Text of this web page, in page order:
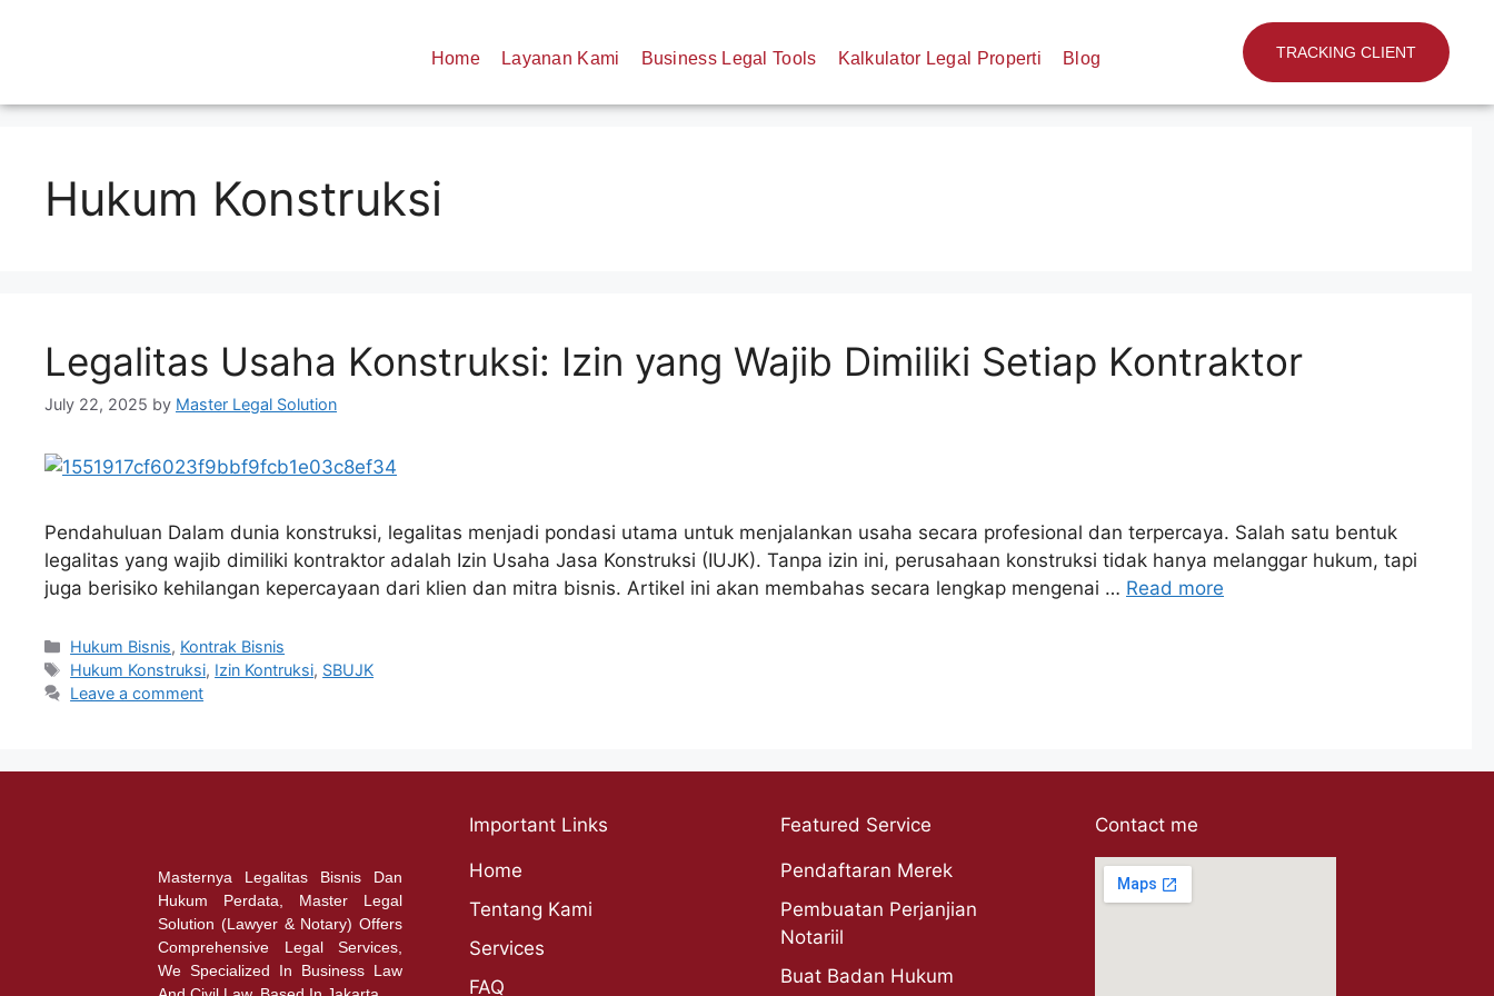
Home Layanan Kami Business Legal Tools Kalkulator Legal Properti Blog TRACKING CLIENT
Hukum Konstruksi
Legalitas Usaha Konstruksi: Izin yang Wajib Dimiliki Setiap Kontraktor
July 22, 2025 by Master Legal Solution
Pendahuluan Dalam dunia konstruksi, legalitas menjadi pondasi utama untuk menjalankan usaha secara profesional dan terpercaya. Salah satu bentuk
legalitas yang wajib dimiliki kontraktor adalah Izin Usaha Jasa Konstruksi (IUJK). Tanpa izin ini, perusahaan konstruksi tidak hanya melanggar hukum, tapi
juga berisiko kehilangan kepercayaan dari klien dan mitra bisnis. Artikel ini akan membahas secara lengkap mengenai … Read more
Hukum Bisnis, Kontrak Bisnis
Hukum Konstruksi, Izin Kontruksi, SBUJK
Leave a comment
Masternya Legalitas Bisnis Dan
Hukum Perdata, Master Legal
Solution (Lawyer & Notary) Offers
Comprehensive Legal Services,
We Specialized In Business Law
Important Links
Home
Tentang Kami
Services
FAQ
Featured Service
Pendaftaran Merek
Pembuatan Perjanjian
Notariil
Buat Badan Hukum
Contact me